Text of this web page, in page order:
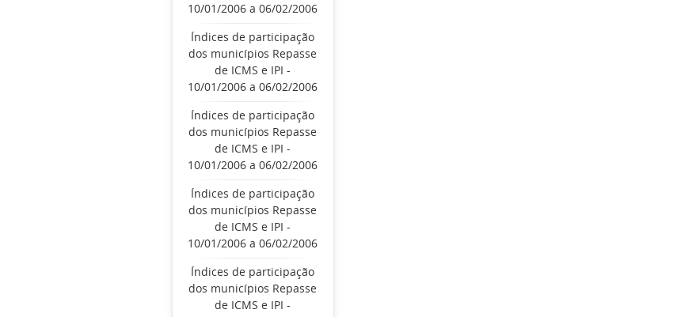
10/01/2006 a 06/02/2006
Índices de participação
dos municípios Repasse
de ICMS e IPI -
10/01/2006 a 06/02/2006
Índices de participação
dos municípios Repasse
de ICMS e IPI -
10/01/2006 a 06/02/2006
Índices de participação
dos municípios Repasse
de ICMS e IPI -
10/01/2006 a 06/02/2006
Índices de participação
dos municípios Repasse
de ICMS e IPI -